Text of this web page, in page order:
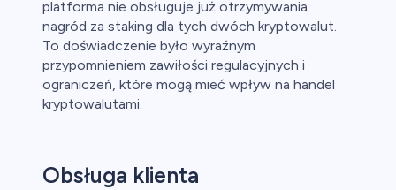
platforma nie obsługuje już otrzymywania
nagród za staking dla tych dwóch kryptowalut.
To doświadczenie było wyraźnym
przypomnieniem zawiłości regulacyjnych i
ograniczeń, które mogą mieć wpływ na handel
kryptowalutami.
Obsługa klienta